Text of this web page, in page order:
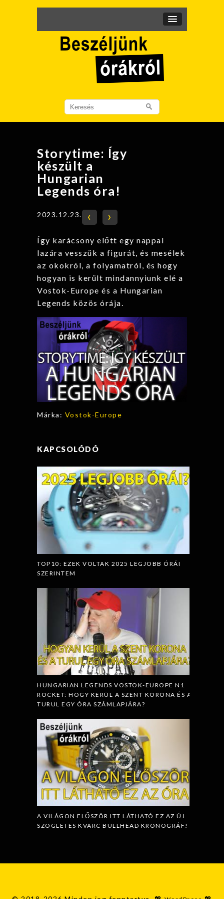
Search
for:
Storytime: Így
készült a
Hungarian
Legends óra!
2023.12.23. ‹ ›
Így karácsony előtt egy nappal
lazára vesszük a figurát, és mesélek
az okokról, a folyamatról, és hogy
hogyan is került mindannyiunk elé a
Vostok-Europe és a Hungarian
Legends közös órája.
Márka: Vostok-Europe
KAPCSOLÓDÓ
TOP10: EZEK VOLTAK 2025 LEGJOBB ÓRÁI
SZERINTEM
HUNGARIAN LEGENDS VOSTOK-EUROPE N1
ROCKET: HOGY KERÜL A SZENT KORONA ÉS A
TURUL EGY ÓRA SZÁMLAPJÁRA?
A VILÁGON ELŐSZÖR ITT LÁTHATÓ EZ AZ ÚJ
SZÖGLETES KVARC BULLHEAD KRONOGRÁF!